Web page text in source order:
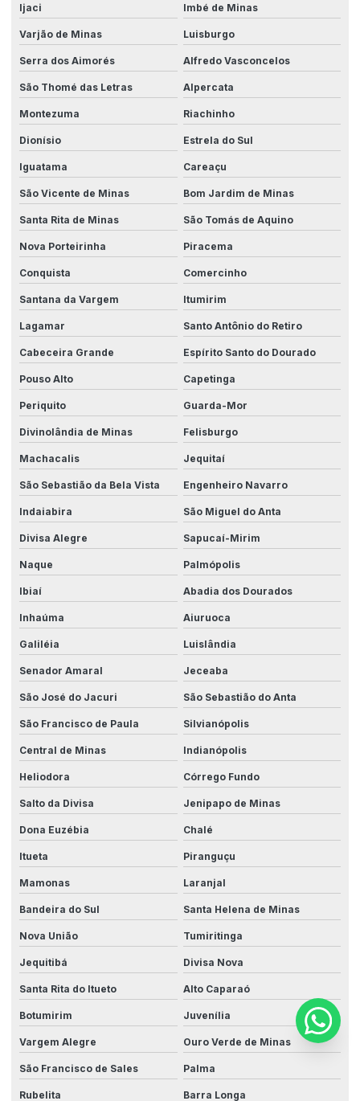
Ijaci Imbé de Minas
Varjão de Minas Luisburgo
Serra dos Aimorés Alfredo Vasconcelos
São Thomé das Letras Alpercata
Montezuma Riachinho
Dionísio Estrela do Sul
Iguatama Careaçu
São Vicente de Minas Bom Jardim de Minas
Santa Rita de Minas São Tomás de Aquino
Nova Porteirinha Piracema
Conquista Comercinho
Santana da Vargem Itumirim
Lagamar Santo Antônio do Retiro
Cabeceira Grande Espírito Santo do Dourado
Pouso Alto Capetinga
Periquito Guarda-Mor
Divinolândia de Minas Felisburgo
Machacalis Jequitaí
São Sebastião da Bela Vista Engenheiro Navarro
Indaiabira São Miguel do Anta
Divisa Alegre Sapucaí-Mirim
Naque Palmópolis
Ibiaí Abadia dos Dourados
Inhaúma Aiuruoca
Galiléia Luislândia
Senador Amaral Jeceaba
São José do Jacuri São Sebastião do Anta
São Francisco de Paula Silvianópolis
Central de Minas Indianópolis
Heliodora Córrego Fundo
Salto da Divisa Jenipapo de Minas
Dona Euzébia Chalé
Itueta Piranguçu
Mamonas Laranjal
Bandeira do Sul Santa Helena de Minas
Nova União Tumiritinga
Jequitibá Divisa Nova
Santa Rita do Itueto Alto Caparaó
Botumirim Juvenília
Vargem Alegre Ouro Verde de Minas
São Francisco de Sales Palma
Rubelita Barra Longa